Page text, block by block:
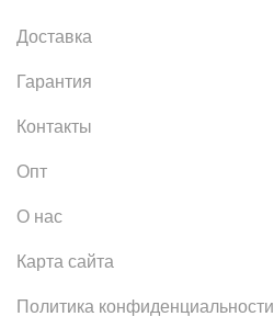
Доставка
Гарантия
Контакты
Опт
О нас
Карта сайта
Политика конфиденциальности